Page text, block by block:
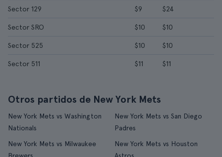
Sector 129 $9 $24
Sector SRO $10 $10
Sector 525 $10 $10
Sector 511 $11 $11
Otros partidos de New York Mets
New York Mets vs Washington
Nationals
New York Mets vs San Diego
Padres
New York Mets vs Milwaukee
New York Mets vs Houston